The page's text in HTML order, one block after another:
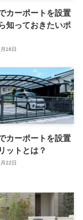
カーポートを設置
知っておきたいポ
16日
カーポートを設置
ットとは？
22日